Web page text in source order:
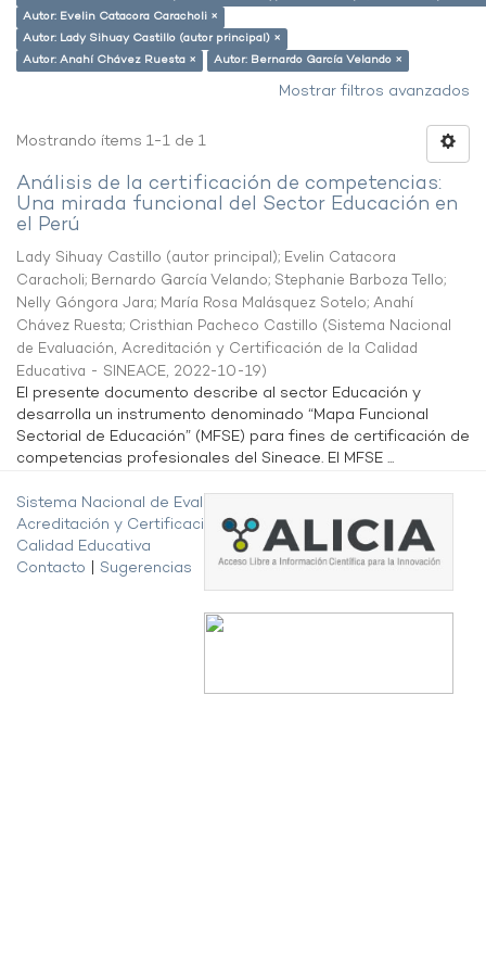
Autor: Evelin Catacora Caracholi ×
Autor: Lady Sihuay Castillo (autor principal) ×
Autor: Anahí Chávez Ruesta ×
Autor: Bernardo García Velando ×
Mostrar filtros avanzados
Mostrando ítems 1-1 de 1
Análisis de la certificación de competencias:
Una mirada funcional del Sector Educación en
el Perú
Lady Sihuay Castillo (autor principal); Evelin Catacora
Caracholi; Bernardo García Velando; Stephanie Barboza Tello;
Nelly Góngora Jara; María Rosa Malásquez Sotelo; Anahí
Chávez Ruesta; Cristhian Pacheco Castillo (Sistema Nacional
de Evaluación, Acreditación y Certificación de la Calidad
Educativa - SINEACE, 2022-10-19)
El presente documento describe al sector Educación y
desarrolla un instrumento denominado “Mapa Funcional
Sectorial de Educación” (MFSE) para fines de certificación de
competencias profesionales del Sineace. El MFSE ...
Sistema Nacional de Evaluación,
Acreditación y Certificación de la
Calidad Educativa
Contacto
Sugerencias